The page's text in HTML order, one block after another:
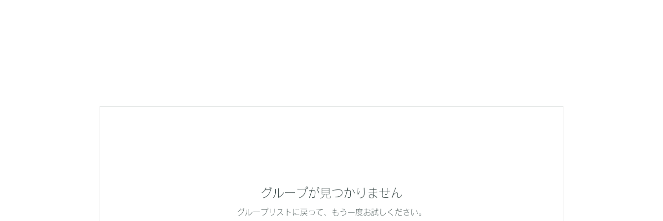
グループが見つかりません
グループリストに戻って、もう一度お試しください。